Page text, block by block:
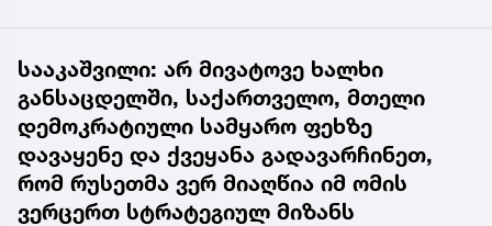
სააკაშვილი: არ მივატოვე ხალხი
განსაცდელში, საქართველო, მთელი
დემოკრატიული სამყარო ფეხზე
დავაყენე და ქვეყანა გადავარჩინეთ,
რომ რუსეთმა ვერ მიაღწია იმ ომის
ვერცერთ სტრატეგიულ მიზანს